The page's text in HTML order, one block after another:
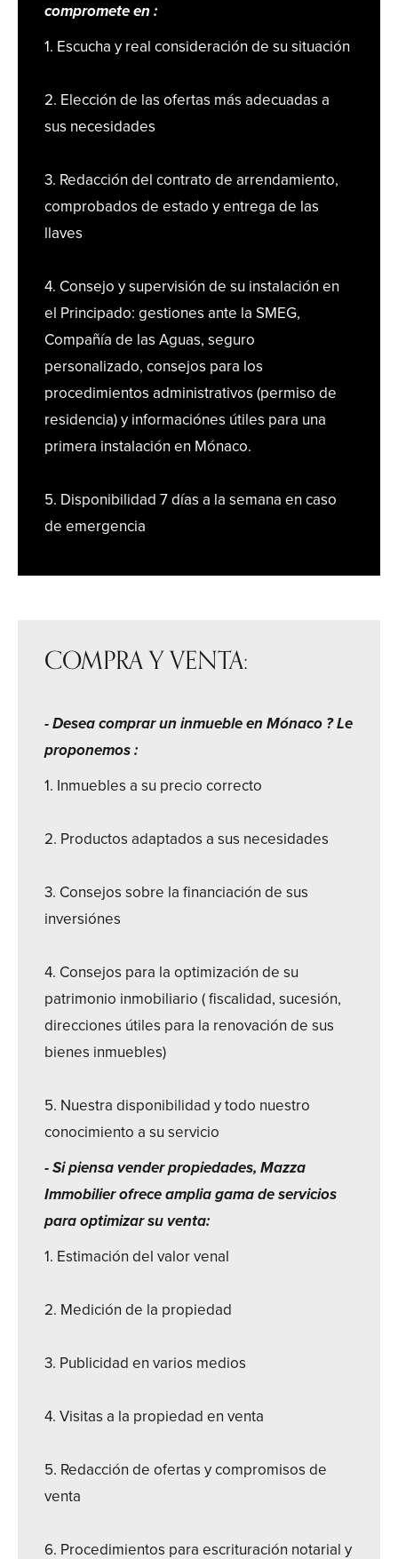
compromete en :
1. Escucha y real consideración de su situación
2. Elección de las ofertas más adecuadas a
sus necesidades
3. Redacción del contrato de arrendamiento,
comprobados de estado y entrega de las
llaves
4. Consejo y supervisión de su instalación en
el Principado: gestiones ante la SMEG,
Compañía de las Aguas, seguro
personalizado, consejos para los
procedimientos administrativos (permiso de
residencia) y informaciónes útiles para una
primera instalación en Mónaco.
5. Disponibilidad 7 días a la semana en caso
de emergencia
COMPRA Y VENTA:
- Desea comprar un inmueble en Mónaco ? Le
proponemos :
1. Inmuebles a su precio correcto
2. Productos adaptados a sus necesidades
3. Consejos sobre la financiación de sus
inversiónes
4. Consejos para la optimización de su
patrimonio inmobiliario ( fiscalidad, sucesión,
direcciones útiles para la renovación de sus
bienes inmuebles)
5. Nuestra disponibilidad y todo nuestro
conocimiento a su servicio
- Si piensa vender propiedades, Mazza
Immobilier ofrece amplia gama de servicios
para optimizar su venta:
1. Estimación del valor venal
2. Medición de la propiedad
3. Publicidad en varios medios
4. Visitas a la propiedad en venta
5. Redacción de ofertas y compromisos de
venta
6. Procedimientos para escrituración notarial y